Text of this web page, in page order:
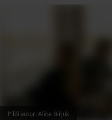
Pildi autor: Alina Birjuk